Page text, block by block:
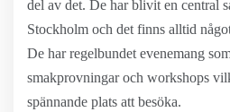
del av det. De har blivit en central
Stockholm och det finns alltid
De har regelbundet evenemang
smakprovningar och workshops
spännande plats att besöka.